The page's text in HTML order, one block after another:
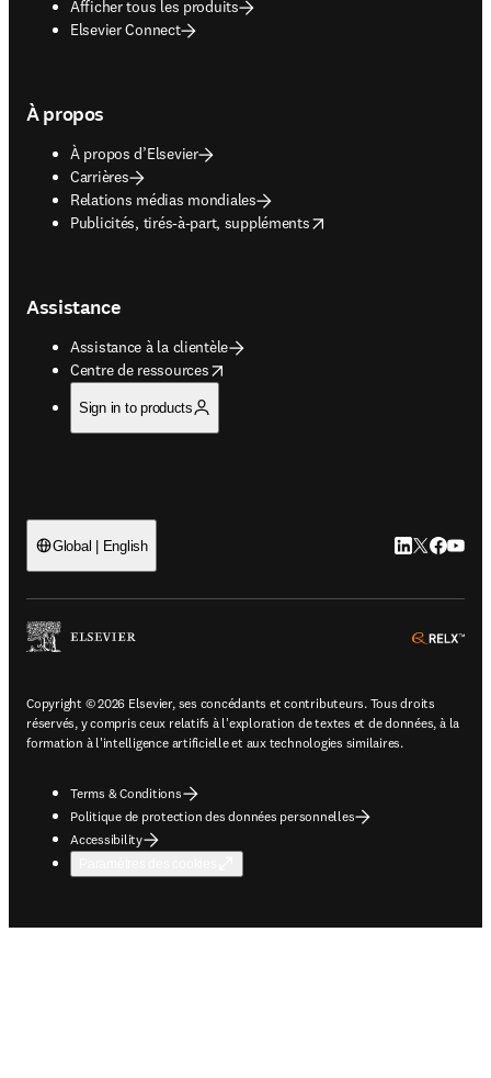
Afficher tous les produits
Elsevier Connect
À propos
À propos d’Elsevier
Carrières
Relations médias mondiales
Publicités, tirés-à-part, suppléments
opens in new tab/window
Assistance
Assistance à la clientèle
Centre de ressources
opens in new tab/window
Sign in to products
Global | English LinkedIn
Twitter
Copyright © 2026 Elsevier, ses concédants et contributeurs. Tous droits
réservés, y compris ceux relatifs à l'exploration de textes et de données, à la
formation à l'intelligence artificielle et aux technologies similaires.
Terms & Conditions
Politique de protection des données personnelles
Accessibility